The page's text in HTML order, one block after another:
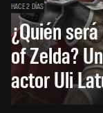
HACE 2 DÍAS
¿Quién
of Zelda?
actor Uli